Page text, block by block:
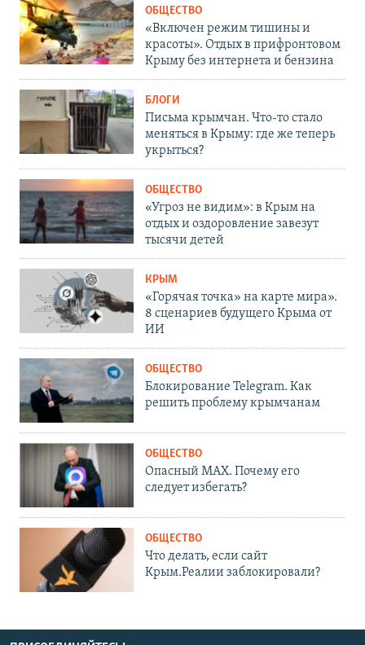
ОБЩЕСТВО
«Включен режим тишины и
красоты». Отдых в прифронтовом
Крыму без интернета и бензина
БЛОГИ
Письма крымчан. Что-то стало
меняться в Крыму: где же теперь
укрыться?
ОБЩЕСТВО
«Угроз не видим»: в Крым на
отдых и оздоровление завезут
тысячи детей
КРЫМ
«Горячая точка» на карте мира».
8 сценариев будущего Крыма от
ИИ
ОБЩЕСТВО
Блокирование Telegram. Как
решить проблему крымчанам
ОБЩЕСТВО
Опасный MAX. Почему его
следует избегать?
ОБЩЕСТВО
Что делать, если сайт
Крым.Реалии заблокировали?